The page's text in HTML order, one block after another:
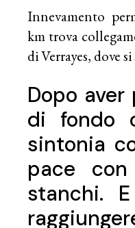
Innevamento
km trova
di Verrayes, dove
Dopo
di fondo
sintonia
pace
stanchi.